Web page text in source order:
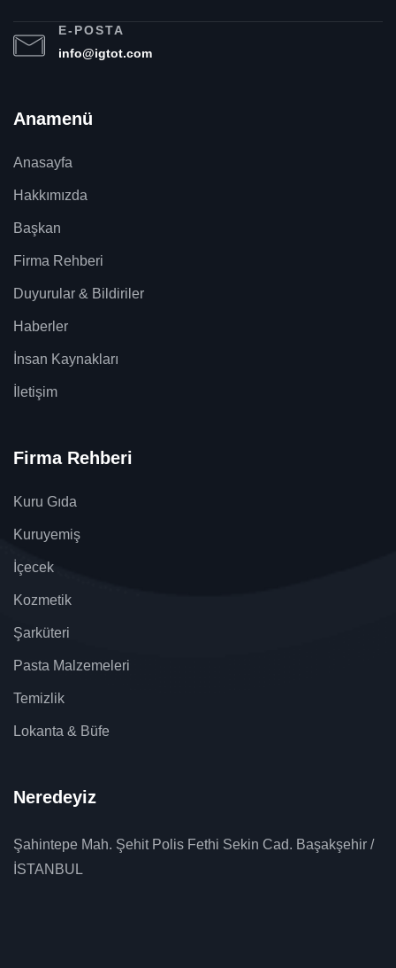
E-POSTA
info@igtot.com
Anamenü
Anasayfa
Hakkımızda
Başkan
Firma Rehberi
Duyurular & Bildiriler
Haberler
İnsan Kaynakları
İletişim
Firma Rehberi
Kuru Gıda
Kuruyemiş
İçecek
Kozmetik
Şarküteri
Pasta Malzemeleri
Temizlik
Lokanta & Büfe
Neredeyiz
Şahintepe Mah. Şehit Polis Fethi Sekin Cad. Başakşehir /
İSTANBUL